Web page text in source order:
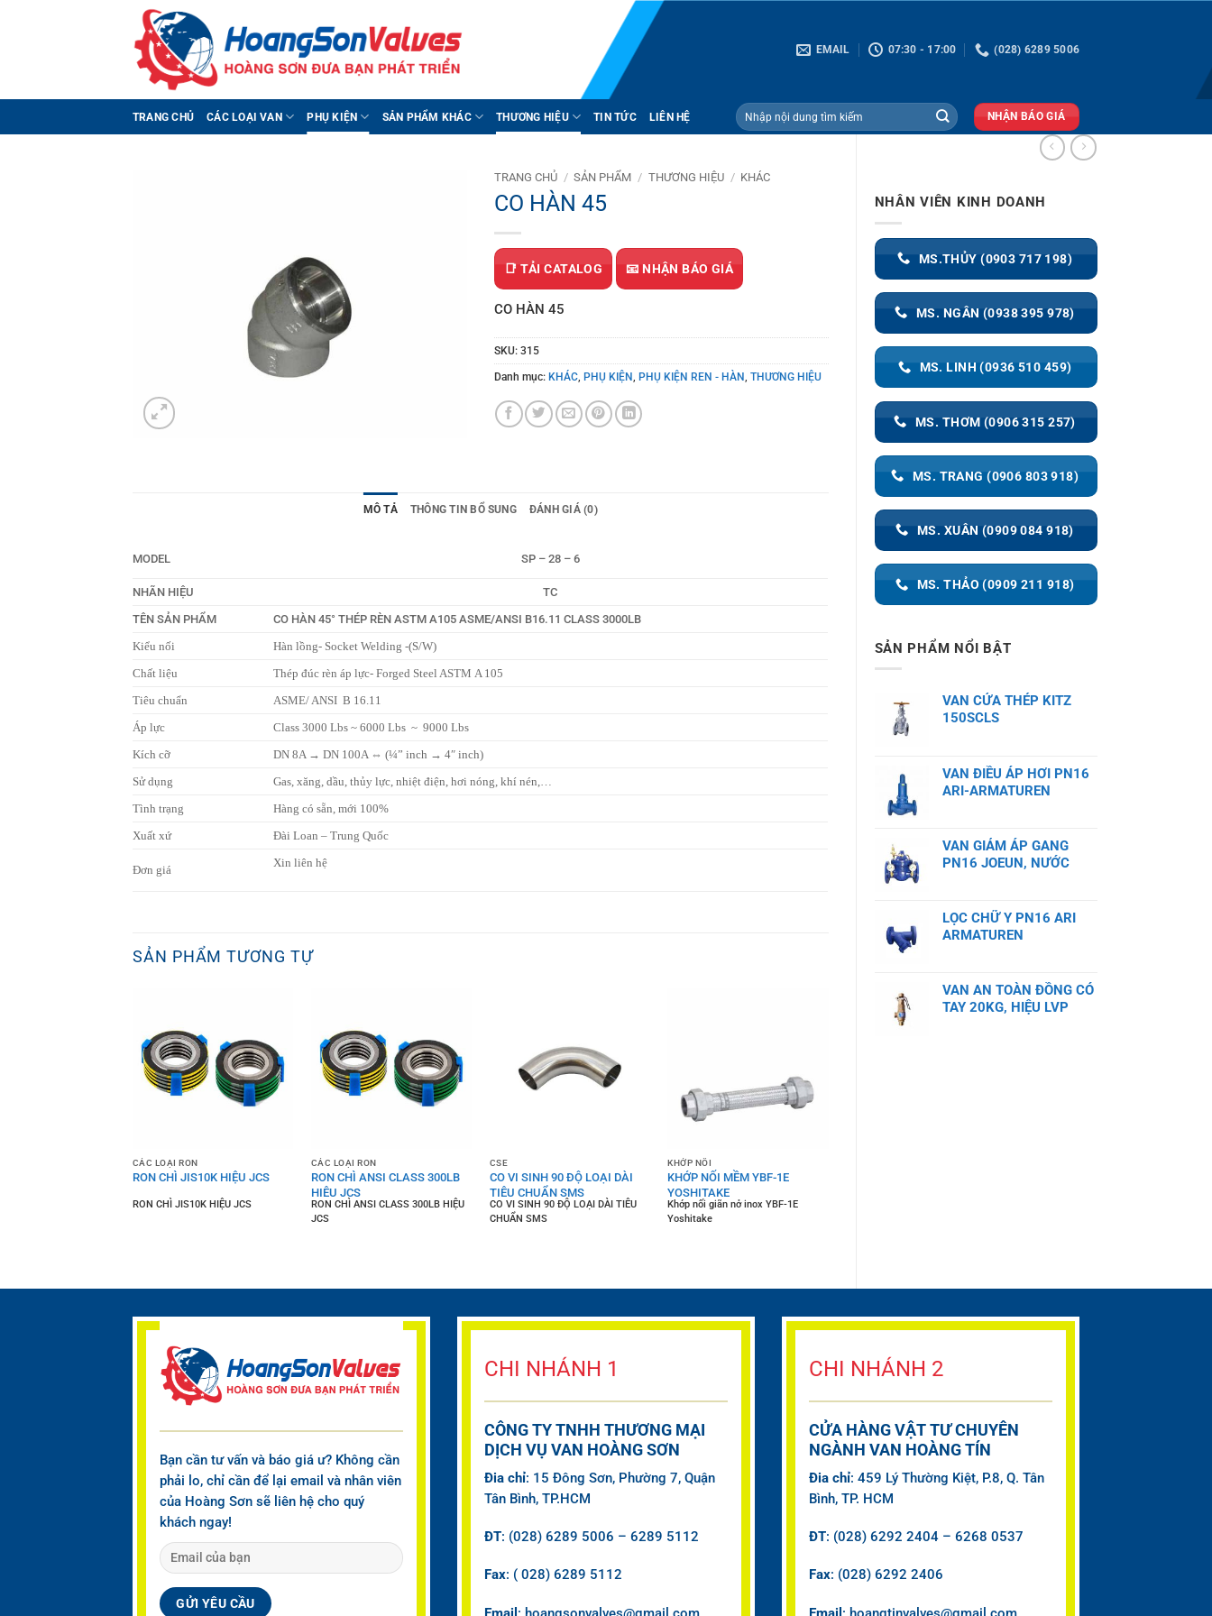
EMAIL 07:30 - 17:00 (028) 6289 5006
TRANG CHỦ CÁC LOẠI VAN PHỤ KIỆN SẢN PHẨM KHÁC THƯƠNG HIỆU TIN TỨC LIÊN HỆ
Tìm
kiếm:
NHẬN BÁO GIÁ
NHÂN VIÊN KINH DOANH
MS.THỦY (0903 717 198)
MS. NGÂN (0938 395 978)
MS. LINH (0936 510 459)
MS. THƠM (0906 315 257)
MS. TRANG (0906 803 918)
MS. XUÂN (0909 084 918)
MS. THẢO (0909 211 918)
SẢN PHẨM NỔI BẬT
VAN CỬA THÉP KITZ
150SCLS
VAN ĐIỀU ÁP HƠI PN16
ARI-ARMATUREN
VAN GIẢM ÁP GANG
PN16 JOEUN, NƯỚC
LỌC CHỮ Y PN16 ARI
ARMATUREN
VAN AN TOÀN ĐỒNG CÓ
TAY 20KG, HIỆU LVP
TRANG CHỦ / SẢN PHẨM / THƯƠNG HIỆU / KHÁC
CO HÀN 45
📑 TẢI CATALOG 📧 NHẬN BÁO GIÁ
CO HÀN 45
SKU: 315
Danh mục: KHÁC, PHỤ KIỆN, PHỤ KIỆN REN - HÀN, THƯƠNG HIỆU
MÔ TẢ THÔNG TIN BỔ SUNG ĐÁNH GIÁ (0)
MODEL SP – 28 – 6
NHÃN HIỆU
TC
TÊN SẢN PHẨM
CO HÀN 45° THÉP RÈN ASTM A105 ASME/ANSI B16.11 CLASS 3000LB
Kiểu nối
Hàn lồng- Socket Welding -(S/W)
Chất liệu
Thép đúc rèn áp lực- Forged Steel ASTM A 105
Tiêu chuẩn
ASME/ ANSI B 16.11
Áp lực
Class 3000 Lbs ~ 6000 Lbs ~ 9000 Lbs
Kích cỡ
DN 8A → DN 100A ⇔ (¼” inch → 4″ inch)
Sử dụng
Gas, xăng, dầu, thủy lực, nhiệt điện, hơi nóng, khí nén,…
Tình trạng
Hàng có sẵn, mới 100%
Xuất xứ
Đài Loan – Trung Quốc
Đơn giá
Xin liên hệ
SẢN PHẨM TƯƠNG TỰ
CÁC LOẠI RON
RON CHÌ JIS10K HIỆU JCS
RON CHÌ JIS10K HIỆU JCS
CÁC LOẠI RON
RON CHÌ ANSI CLASS 300LB
HIỆU JCS
RON CHÌ ANSI CLASS 300LB HIỆU
JCS
CSE
CO VI SINH 90 ĐỘ LOẠI DÀI
TIÊU CHUẨN SMS
CO VI SINH 90 ĐỘ LOẠI DÀI TIÊU
CHUẨN SMS
KHỚP NỐI
KHỚP NỐI MỀM YBF-1E
YOSHITAKE
Khớp nối giãn nở inox YBF-1E
Yoshitake
Bạn cần tư vấn và báo giá ư? Không cần
phải lo, chỉ cần để lại email và nhân viên
của Hoàng Sơn sẽ liên hệ cho quý
khách ngay!
CHI NHÁNH 1
CÔNG TY TNHH THƯƠNG MẠI
DỊCH VỤ VAN HOÀNG SƠN
Đia chỉ: 15 Đông Sơn, Phường 7, Quận
Tân Bình, TP.HCM
ĐT: (028) 6289 5006 – 6289 5112
Fax: ( 028) 6289 5112
CHI NHÁNH 2
CỬA HÀNG VẬT TƯ CHUYÊN
NGÀNH VAN HOÀNG TÍN
Đia chỉ: 459 Lý Thường Kiệt, P.8, Q. Tân
Bình, TP. HCM
ĐT: (028) 6292 2404 – 6268 0537
Fax: (028) 6292 2406